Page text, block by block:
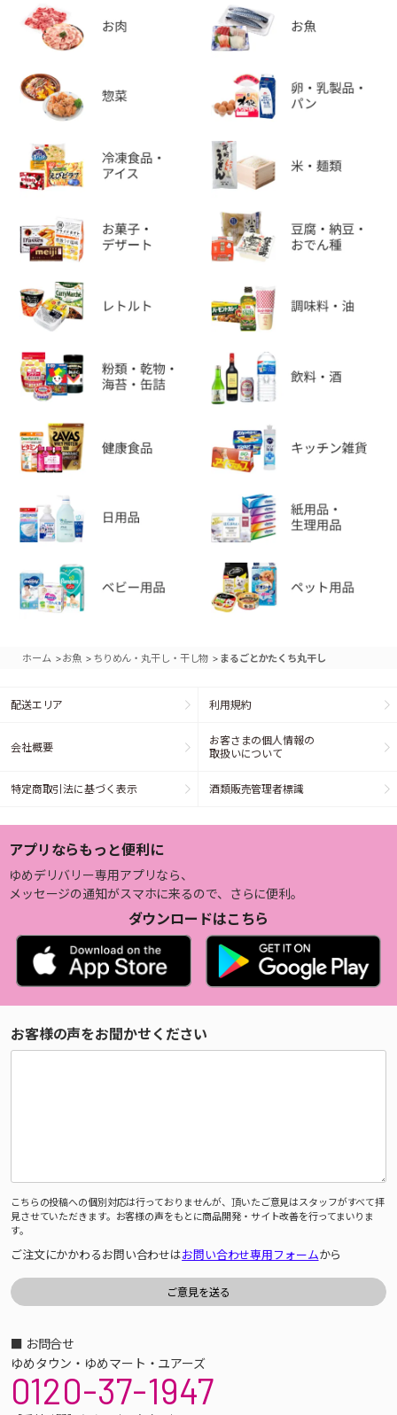
ホーム >お魚 > ちりめん・丸干し・干し物 > まるごとかたくち丸干し
配送エリア 利用規約
会社概要
お客さまの個人情報の
取扱いについて
特定商取引法に基づく表示 酒類販売管理者標識
アプリならもっと便利に
ゆめデリバリー専用アプリなら、
メッセージの通知がスマホに来るので、さらに便利。
ダウンロードはこちら
お客様の声をお聞かせください
こちらの投稿への個別対応は行っておりませんが、頂いたご意見はスタッフがすべて拝
見させていただきます。お客様の声をもとに商品開発・サイト改善を行ってまいりま
す。
ご注文にかかわるお問い合わせはお問い合わせ専用フォームから
■ お問合せ
ゆめタウン・ゆめマート・ユアーズ
0120-37-1947